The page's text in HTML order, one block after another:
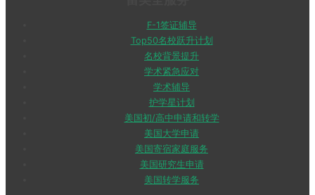
F-1签证辅导
Top50名校跃升计划
名校背景提升
学术紧急应对
学术辅导
护学星计划
美国初/高中申请和转学
美国大学申请
美国寄宿家庭服务
美国研究生申请
美国转学服务